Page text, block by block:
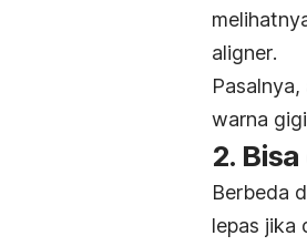
aligner.
warna
2.
Berbeda
lepas jika